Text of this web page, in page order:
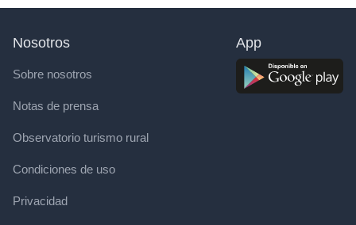
Nosotros
Sobre nosotros
Notas de prensa
Observatorio turismo rural
Condiciones de uso
Privacidad
App